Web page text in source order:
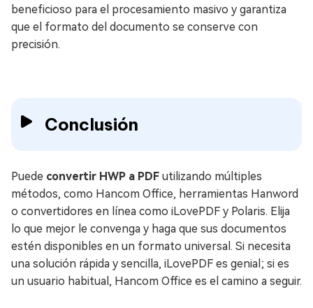
beneficioso para el procesamiento masivo y garantiza
que el formato del documento se conserve con
precisión.
Conclusión
Puede convertir HWP a PDF utilizando múltiples
métodos, como Hancom Office, herramientas Hanword
o convertidores en línea como iLovePDF y Polaris. Elija
lo que mejor le convenga y haga que sus documentos
estén disponibles en un formato universal. Si necesita
una solución rápida y sencilla, iLovePDF es genial; si es
un usuario habitual, Hancom Office es el camino a seguir.